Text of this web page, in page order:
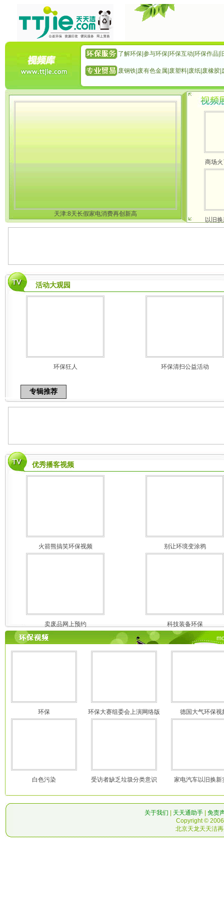
了解环保 参与环保 环保互动 环保作品
废钢铁 废有色金属 废塑料 废纸 废橡胶
天津:8天长假家电消费再创新高
商场
以旧
活动大观园
环保狂人 环保清扫公益活动
专辑推荐
优秀播客视频
火箭熊搞笑环保视频 别让环境变涂鸦
卖废品网上预约
科技装备环保
环保 环保大赛组委会上演网络版 德国大气环保视
白色污染 受访者缺乏垃圾分类意识 家电汽车以旧换新
关于我们 天天通助手
免责
Copyright ©
北京天龙天天洁